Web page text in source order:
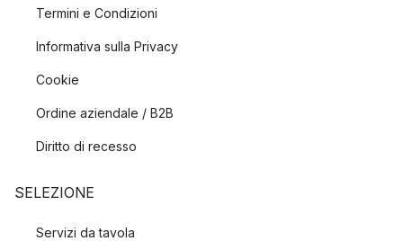
Termini e Condizioni
Informativa sulla Privacy
Cookie
Ordine aziendale / B2B
Diritto di recesso
SELEZIONE
Servizi da tavola